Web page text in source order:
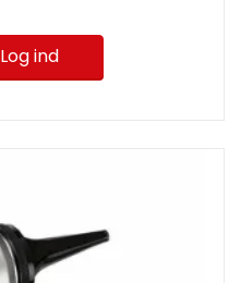
Log ind